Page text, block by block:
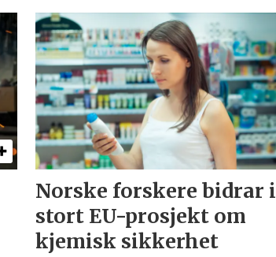
Norske forskere bidrar i
stort EU-prosjekt om
kjemisk sikkerhet